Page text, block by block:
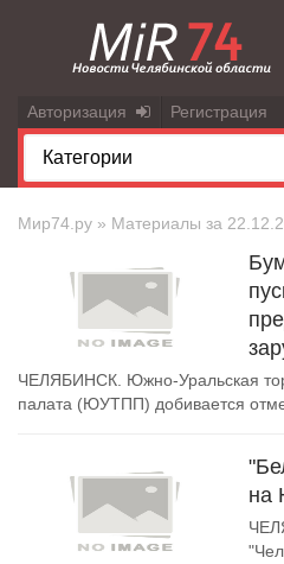
Авторизация Регистрация
Мир74.ру » Материалы за
ЧЕЛЯБИНСК. Южно-Уральская
палата (ЮУТПП) добивается
на